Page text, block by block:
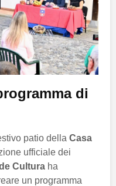
di
patio della Casa
ufficiale dei
Cultura ha
un programma